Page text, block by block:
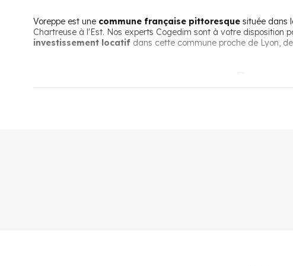
Voreppe est une commune française pittoresque située dans
Chartreuse à l'Est. Nos experts Cogedim sont à votre disposition
investissement locatif dans cette commune proche de Lyon,